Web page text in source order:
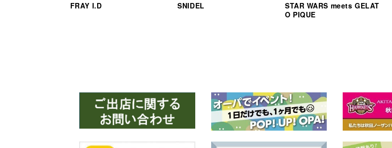
FRAY I.D SNIDEL
STAR WARS meets GELAT
O PIQUE